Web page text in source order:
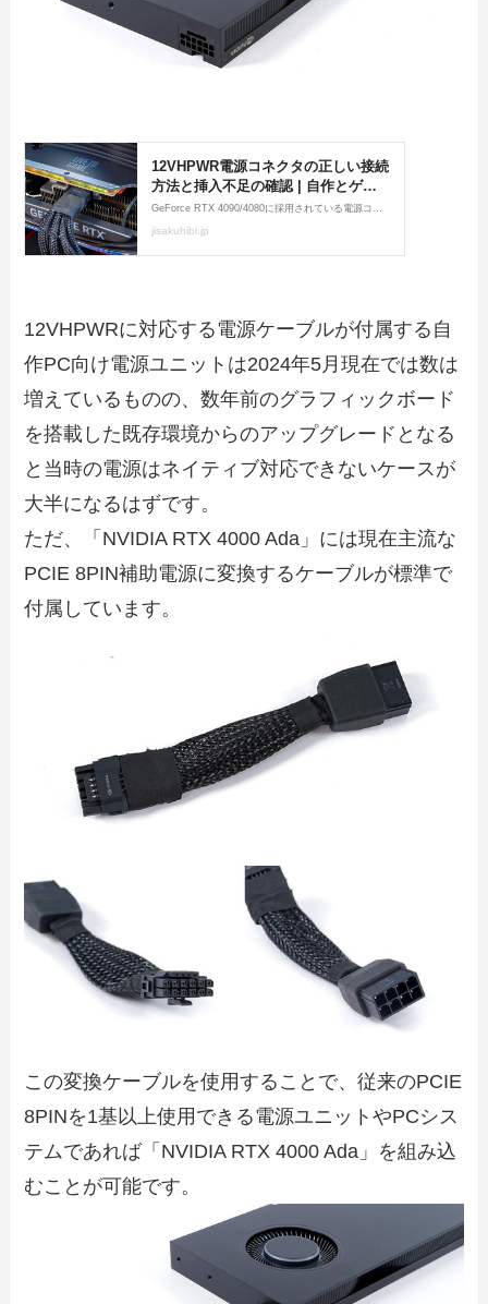
12VHPWRに対応する電源ケーブルが付属する自
作PC向け電源ユニットは2024年5月現在では数は
増えているものの、数年前のグラフィックボード
を搭載した既存環境からのアップグレードとなる
と当時の電源はネイティブ対応できないケースが
大半になるはずです。
ただ、「NVIDIA RTX 4000 Ada」には現在主流な
PCIE 8PIN補助電源に変換するケーブルが標準で
付属しています。
この変換ケーブルを使用することで、従来のPCIE
8PINを1基以上使用できる電源ユニットやPCシス
テムであれば「NVIDIA RTX 4000 Ada」を組み込
むことが可能です。